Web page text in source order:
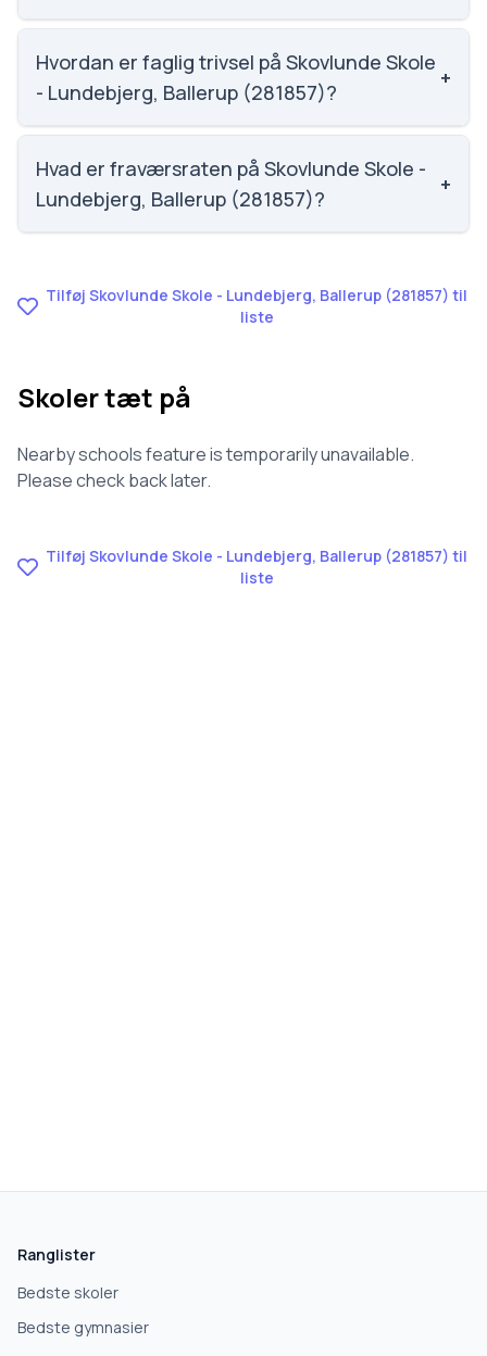
Social trivsel på Skovlunde Skole - Lundebjerg,
Ballerup (281857) er 3.9 ud af 5, nummer 1014 ud af
3143 skoler. Scoren er baseret på elevernes egne
besvarelser.
Hvordan er faglig trivsel på Skovlunde Skole
- Lundebjerg, Ballerup (281857)?
+
Faglig trivsel på Skovlunde Skole - Lundebjerg,
Ballerup (281857) er 3.7 ud af 5, nummer 388 ud af
3143 skoler. Scoren er baseret på elevernes egne
besvarelser.
Hvad er fraværsraten på Skovlunde Skole -
Lundebjerg, Ballerup (281857)?
+
Tilføj Skovlunde Skole - Lundebjerg, Ballerup (281857) til
liste
Skoler tæt på
Nearby schools feature is temporarily unavailable.
Please check back later.
Tilføj Skovlunde Skole - Lundebjerg, Ballerup (281857) til
liste
Hvad leder du efter?
Grundskole
Ranglister
Bedste skoler
Bedste gymnasier